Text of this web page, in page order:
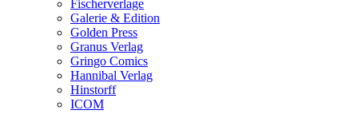
Fischerverlage
Galerie & Edition
Golden Press
Granus Verlag
Gringo Comics
Hannibal Verlag
Hinstorff
ICOM